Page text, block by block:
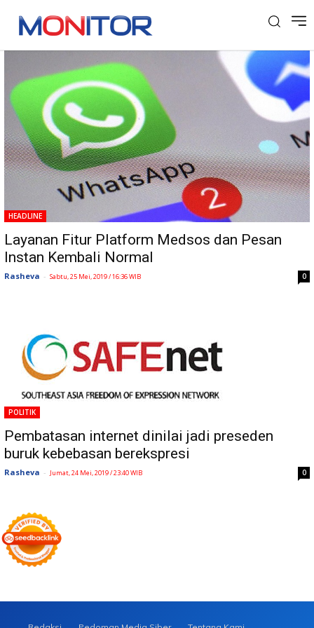
Tag: Pembatasan Internet
HEADLINE
Layanan Fitur Platform Medsos dan Pesan
Instan Kembali Normal
Rasheva - Sabtu, 25 Mei, 2019 / 16:36 WIB 0
POLITIK
Pembatasan internet dinilai jadi preseden
buruk kebebasan berekspresi
Rasheva - Jumat, 24 Mei, 2019 / 23:40 WIB 0